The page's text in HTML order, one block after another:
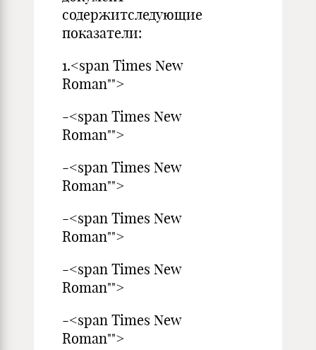
содержитследующие
показатели:
1.<span Times New
Roman"">
-<span Times New
Roman"">
-<span Times New
Roman"">
-<span Times New
Roman"">
-<span Times New
Roman"">
-<span Times New
Roman"">